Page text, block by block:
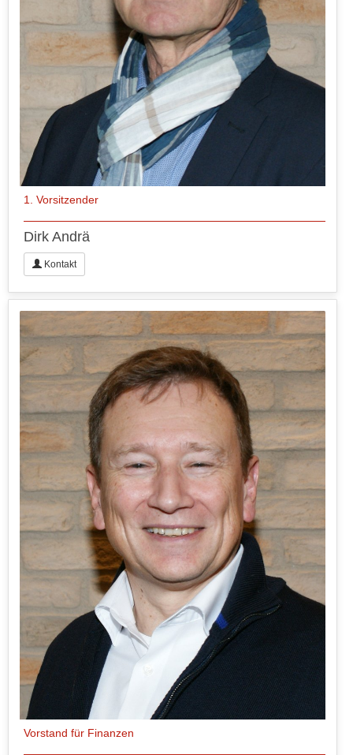
1. Vorsitzender
Dirk Andrä
Kontakt
Vorstand für Finanzen